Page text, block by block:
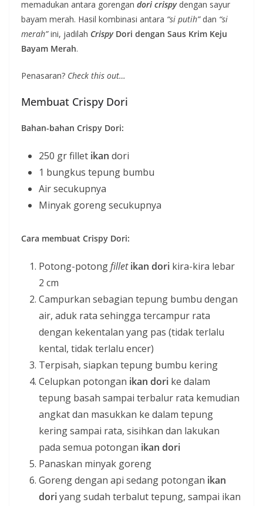
memadukan antara gorengan dori crispydengan sayur
bayam merah. Hasil kombinasi antara “si putih”dan “si
merah”ini, jadilah CrispyDori dengan Saus Krim Keju
Bayam Merah.
Penasaran? Check this out…
Membuat Crispy Dori
Bahan-bahan Crispy Dori:
250 gr fillet ikan dori
1 bungkus tepung bumbu
Air secukupnya
Minyak goreng secukupnya
Cara membuat Crispy Dori:
Potong-potongfillet ikan dori kira-kira lebar
2 cm
Campurkan sebagian tepung bumbu dengan
air, aduk rata sehingga tercampur rata
dengan kekentalan yang pas (tidak terlalu
kental, tidak terlalu encer)
Terpisah, siapkan tepung bumbu kering
Celupkan potongan ikan dori ke dalam
tepung basah sampai terbalur rata kemudian
angkat dan masukkan ke dalam tepung
kering sampai rata, sisihkan dan lakukan
pada semua potongan ikan dori
Panaskan minyak goreng
Goreng dengan api sedang potongan ikan
doriyang sudah terbalut tepung, sampai ikan